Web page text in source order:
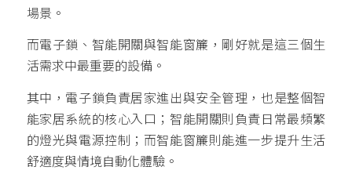
場景。
而電子鎖、智能開關與智能窗簾，剛好就是這三個生
活需求中最重要的設備。
其中，電子鎖負責居家進出與安全管理，也是整個智
能家居系統的核心入口；智能開關則負責日常最頻繁
的燈光與電源控制；而智能窗簾則能進一步提升生活
舒適度與情境自動化體驗。